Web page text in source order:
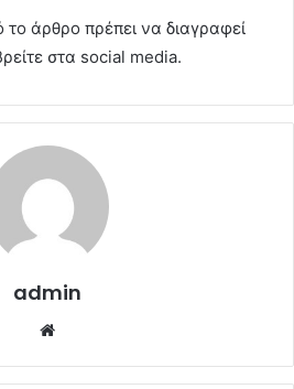
το άρθρο πρέπει να διαγραφεί
στα social media.
admin